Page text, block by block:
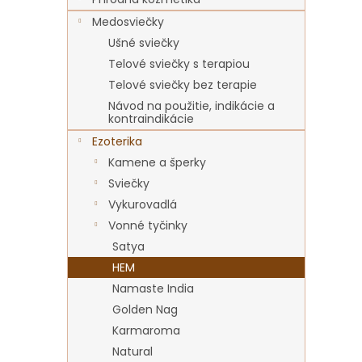
Medosviečky
Ušné sviečky
Telové sviečky s terapiou
Telové sviečky bez terapie
Návod na použitie, indikácie a
kontraindikácie
Ezoterika
Kamene a šperky
Sviečky
Vykurovadlá
Vonné tyčinky
Satya
HEM
Namaste India
Golden Nag
Karmaroma
Natural